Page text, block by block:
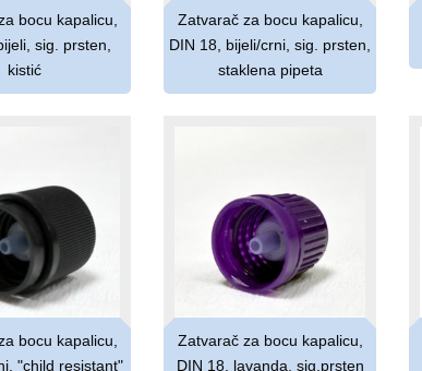
bocu kapalicu,
sig. prsten,
kistić
Zatvarač za bocu kapalicu,
DIN 18, bijeli/crni, sig. prsten,
staklena pipeta
bocu kapalicu,
"child resistant"
Zatvarač za bocu kapalicu,
DIN 18, lavanda, sig.prsten